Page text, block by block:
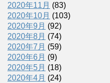
2020年11月 (83)
2020年10月 (103)
2020年9月 (92)
2020年8月 (74)
2020年7月 (59)
2020年6月 (9)
2020年5月 (18)
2020年4月 (24)